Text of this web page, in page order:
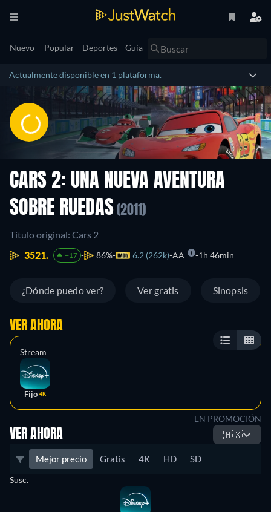
Nuevo Popular Deportes Guía
Actualmente disponible en 1 plataforma.
CARS 2: UNA NUEVA AVENTURA
SOBRE RUEDAS (2011)
Título original: Cars 2
3521.
+17 86% 6.2 (262k) AA 1h 46min
¿Dónde puedo ver? Ver gratis Sinopsis
VER AHORA
Stream
Fijo 4K
EN PROMOCIÓN
VER AHORA 🇲🇽
Mejor precio Gratis 4K HD SD
Susc.